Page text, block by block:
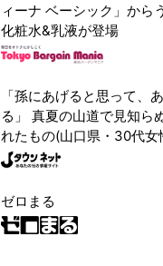
ィーナ ベーシック」から
化粧水&乳液が登場
「孫にあげると思って、
る」 真夏の山道で見知ら
れたもの(山口県・30代女
ゼロまる